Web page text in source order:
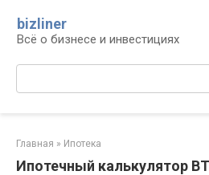
контенту
bizliner
Всё о бизнесе и инвестициях
Поиск:
Главная » Ипотека
Ипотечный калькулятор